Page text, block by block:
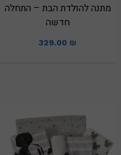
מתנה להולדת הבת – התחלה
חדשה
329.00 ₪